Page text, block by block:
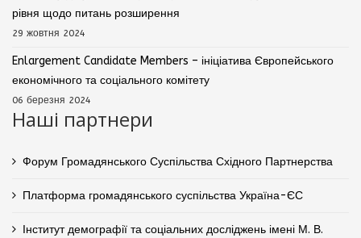
рівня щодо питань розширення
29 жовтня 2024
Enlargement Candidate Members – ініціатива Європейського
економічного та соціального комітету
06 березня 2024
Наші партнери
Форум Громадянського Суспільства Східного Партнерства
Платформа громадянського суспільства Україна-ЄС
Інститут демографії та соціальних досліджень імені М. В.